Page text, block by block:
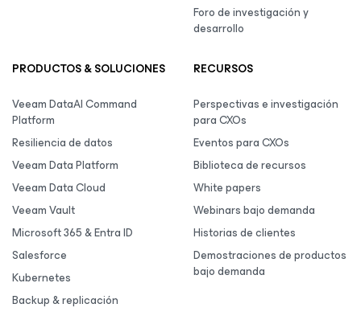
Foro de investigación y
desarrollo
PRODUCTOS & SOLUCIONES
Veeam DataAI Command
Platform
Resiliencia de datos
Veeam Data Platform
Veeam Data Cloud
Veeam Vault
Microsoft 365 & Entra ID
Salesforce
Kubernetes
Backup & replicación
RECURSOS
Perspectivas e investigación
para CXOs
Eventos para CXOs
Biblioteca de recursos
White papers
Webinars bajo demanda
Historias de clientes
Demostraciones de productos
bajo demanda